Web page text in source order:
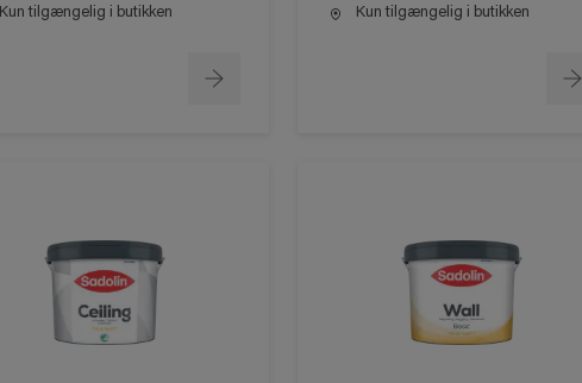
Kun tilgængelig i butikken Kun tilgængelig i butikken